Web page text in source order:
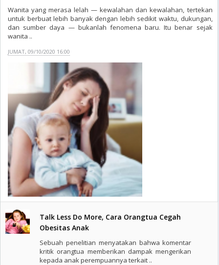
Wanita yang merasa lelah — kewalahan dan kewalahan, tertekan
untuk berbuat lebih banyak dengan lebih sedikit waktu, dukungan,
dan sumber daya — bukanlah fenomena baru. Itu benar sejak
wanita ..
JUMAT, 09/10/2020 16:00
Talk Less Do More, Cara Orangtua Cegah
Obesitas Anak
Sebuah penelitian menyatakan bahwa komentar
kritik orangtua memberikan dampak mengerikan
kepada anak perempuannya terkait ..